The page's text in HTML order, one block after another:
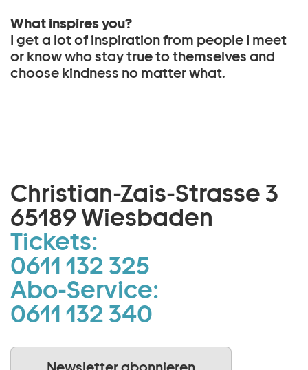
What inspires you?
I get a lot of inspiration from people I meet
or know who stay true to themselves and
choose kindness no matter what.
Christian-Zais-Strasse 3
65189 Wiesbaden
Tickets:
0611 132 325
Abo-Service:
0611 132 340